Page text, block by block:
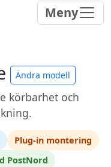
Meny
Ändra modell
körbarhet och
Plug-in montering
PostNord